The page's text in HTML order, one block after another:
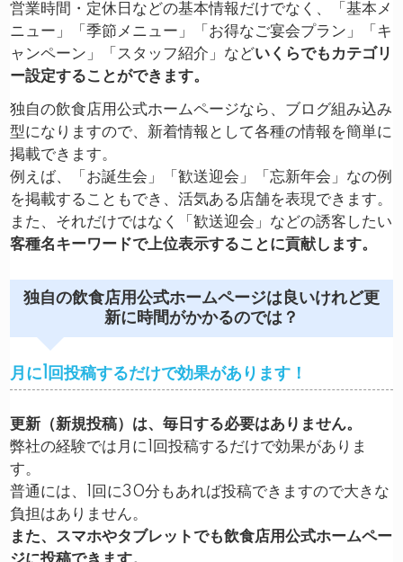
営業時間・定休日などの基本情報だけでなく、「基本メ
ニュー」「季節メニュー」「お得なご宴会プラン」「キ
ャンペーン」「スタッフ紹介」などいくらでもカテゴリ
ー設定することができます。
独自の飲食店用公式ホームページなら、ブログ組み込み
型になりますので、新着情報として各種の情報を簡単に
掲載できます。
例えば、「お誕生会」「歓送迎会」「忘新年会」なの例
を掲載することもでき、活気ある店舗を表現できます。
また、それだけではなく「歓送迎会」などの誘客したい
客種名キーワードで上位表示することに貢献します。
独自の飲食店用公式ホームページは良いけれど更
新に時間がかかるのでは？
月に1回投稿するだけで効果があります！
更新（新規投稿）は、毎日する必要はありません。
弊社の経験では月に1回投稿するだけで効果がありま
す。
普通には、1回に30分もあれば投稿できますので大きな
負担はありません。
また、スマホやタブレットでも飲食店用公式ホームペー